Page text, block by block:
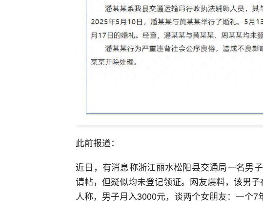
此前报道：
近日，有消息称浙江丽水松阳县交通局一名男
请帖，但疑似均未登记领证。网友爆料，该男
人称，男子月入3000元，谈两个女朋友：一个7